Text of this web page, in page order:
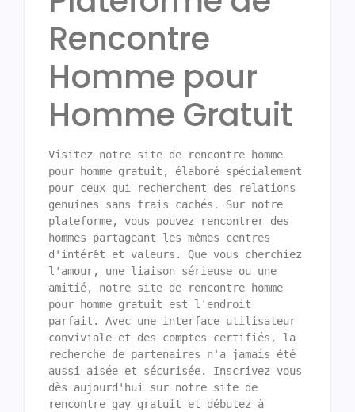
Rencontre
Homme pour
Homme Gratuit
Visitez notre site de rencontre homme
pour homme gratuit, élaboré spécialement
pour ceux qui recherchent des relations
genuines sans frais cachés. Sur notre
plateforme, vous pouvez rencontrer des
hommes partageant les mêmes centres
d'intérêt et valeurs. Que vous cherchiez
l'amour, une liaison sérieuse ou une
amitié, notre site de rencontre homme
pour homme gratuit est l'endroit
parfait. Avec une interface utilisateur
conviviale et des comptes certifiés, la
recherche de partenaires n'a jamais été
aussi aisée et sécurisée. Inscrivez-vous
dès aujourd'hui sur notre site de
rencontre gay gratuit et débutez à